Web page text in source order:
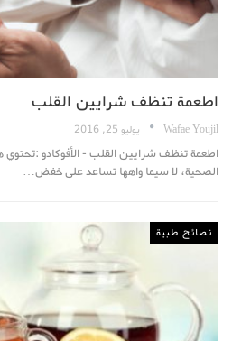
اطعمة تنظف شرايين القلب
Wafae Youjil يوليو 25, 2016
اطعمة تنظف شرايين القلب - الأفوكادو :تحتوي
الصحية، لا سيما واهها تساعد على خفض…
نصائح طبية